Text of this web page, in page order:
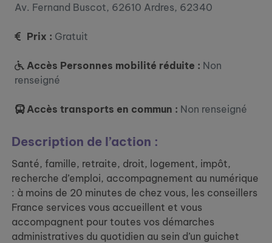
Av. Fernand Buscot, 62610 Ardres, 62340
Prix : Gratuit
Accès Personnes mobilité réduite : Non
renseigné
Accès transports en commun : Non renseigné
Description de l’action :
Santé, famille, retraite, droit, logement, impôt,
recherche d’emploi, accompagnement au numérique
: à moins de 20 minutes de chez vous, les conseillers
France services vous accueillent et vous
accompagnent pour toutes vos démarches
administratives du quotidien au sein d’un guichet